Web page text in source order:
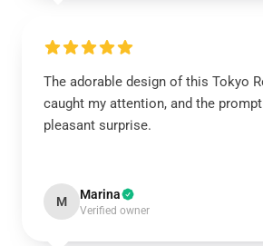
The adorable design of this Tokyo
caught my attention, and the
pleasant surprise.
M Marina
Verified owner